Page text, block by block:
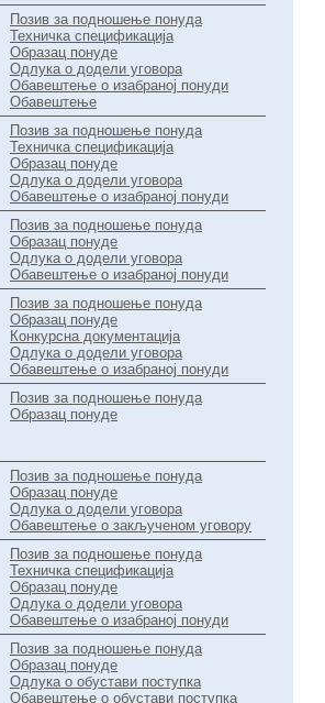
Позив за подношење понуда
Техничка спецификација
Образац понуде
Одлука о додели уговора
Обавештење о изабраној понуди
Обавештење
Позив за подношење понуда
Техничка спецификација
Образац понуде
Одлука о додели уговора
Обавештење о изабраној понуди
Позив за подношење понуда
Образац понуде
Одлука о додели уговора
Обавештење о изабраној понуди
Позив за подношење понуда
Образац понуде
Конкурсна документација
Одлука о додели уговора
Обавештење о изабраној понуди
Позив за подношење понуда
Образац понуде
Позив за подношење понуда
Образац понуде
Одлука о додели уговора
Обавештење о закљученом уговору
Позив за подношење понуда
Техничка спецификација
Образац понуде
Одлука о додели уговора
Обавештење о изабраној понуди
Позив за подношење понуда
Образац понуде
Одлука о обустави поступка
Обавештење о обустави поступка